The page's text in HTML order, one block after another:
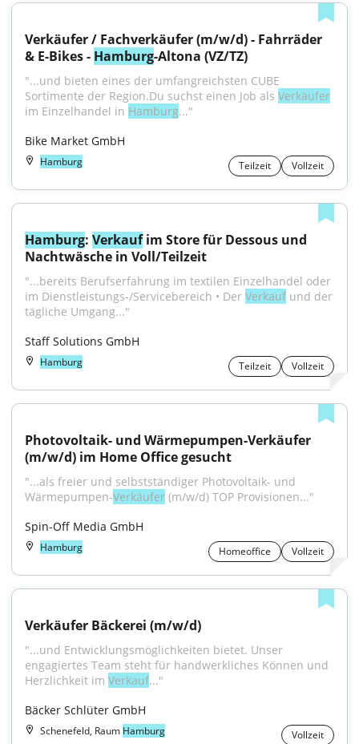
Verkäufer / Fachverkäufer (m/w/d) - Fahrräder
& E-Bikes - Hamburg-Altona (VZ/TZ)
"...und bieten eines der umfangreichsten CUBE
Sortimente der Region.Du suchst einen Job als Verkäufer
im Einzelhandel in Hamburg..."
Bike Market GmbH
Hamburg Teilzeit Vollzeit
Hamburg: Verkauf im Store für Dessous und
Nachtwäsche in Voll/Teilzeit
"...bereits Berufserfahrung im textilen Einzelhandel oder
im Dienstleistungs-/Servicebereich • Der Verkauf und der
tägliche Umgang..."
Staff Solutions GmbH
Hamburg Teilzeit Vollzeit
Photovoltaik- und Wärmepumpen-Verkäufer
(m/w/d) im Home Office gesucht
"...als freier und selbstständiger Photovoltaik- und
Wärmepumpen-Verkäufer (m/w/d) TOP Provisionen..."
Spin-Off Media GmbH
Hamburg Homeoffice Vollzeit
Verkäufer Bäckerei (m/w/d)
"...und Entwicklungsmöglichkeiten bietet. Unser
engagiertes Team steht für handwerkliches Können und
Herzlichkeit im Verkauf..."
Bäcker Schlüter GmbH
Schenefeld, Raum Hamburg Vollzeit